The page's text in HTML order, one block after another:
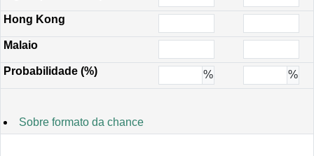
Hong Kong
Malaio
Probabilidade (%) % %
Sobre formato da chance